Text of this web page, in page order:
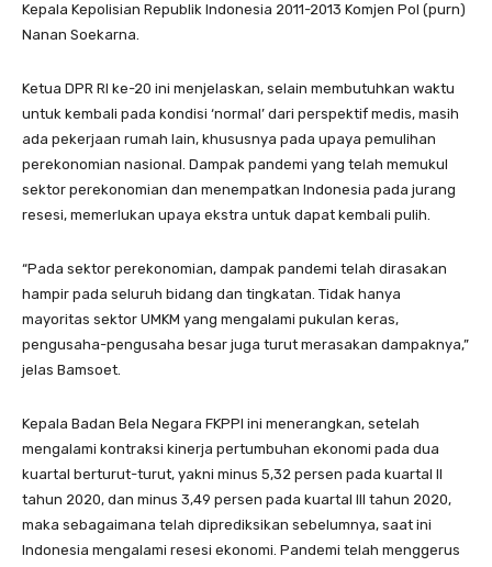
Kepala Kepolisian Republik Indonesia 2011-2013 Komjen Pol (purn)
Nanan Soekarna.
Ketua DPR RI ke-20 ini menjelaskan, selain membutuhkan waktu
untuk kembali pada kondisi ‘normal’ dari perspektif medis, masih
ada pekerjaan rumah lain, khususnya pada upaya pemulihan
perekonomian nasional. Dampak pandemi yang telah memukul
sektor perekonomian dan menempatkan Indonesia pada jurang
resesi, memerlukan upaya ekstra untuk dapat kembali pulih.
“Pada sektor perekonomian, dampak pandemi telah dirasakan
hampir pada seluruh bidang dan tingkatan. Tidak hanya
mayoritas sektor UMKM yang mengalami pukulan keras,
pengusaha-pengusaha besar juga turut merasakan dampaknya,”
jelas Bamsoet.
Kepala Badan Bela Negara FKPPI ini menerangkan, setelah
mengalami kontraksi kinerja pertumbuhan ekonomi pada dua
kuartal berturut-turut, yakni minus 5,32 persen pada kuartal II
tahun 2020, dan minus 3,49 persen pada kuartal III tahun 2020,
maka sebagaimana telah diprediksikan sebelumnya, saat ini
Indonesia mengalami resesi ekonomi. Pandemi telah menggerus